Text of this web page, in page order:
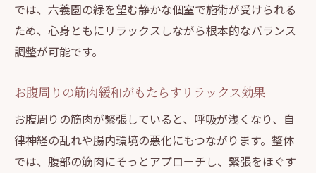
では、六義園の緑を望む静かな個室で施術が受けられる
ため、心身ともにリラックスしながら根本的なバランス
調整が可能です。
お腹周りの筋肉緩和がもたらすリラックス効果
お腹周りの筋肉が緊張していると、呼吸が浅くなり、自
律神経の乱れや腸内環境の悪化にもつながります。整体
では、腹部の筋肉にそっとアプローチし、緊張をほぐす